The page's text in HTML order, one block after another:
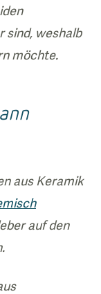
sind, weshalb
möchte.
aus Keramik
auf den